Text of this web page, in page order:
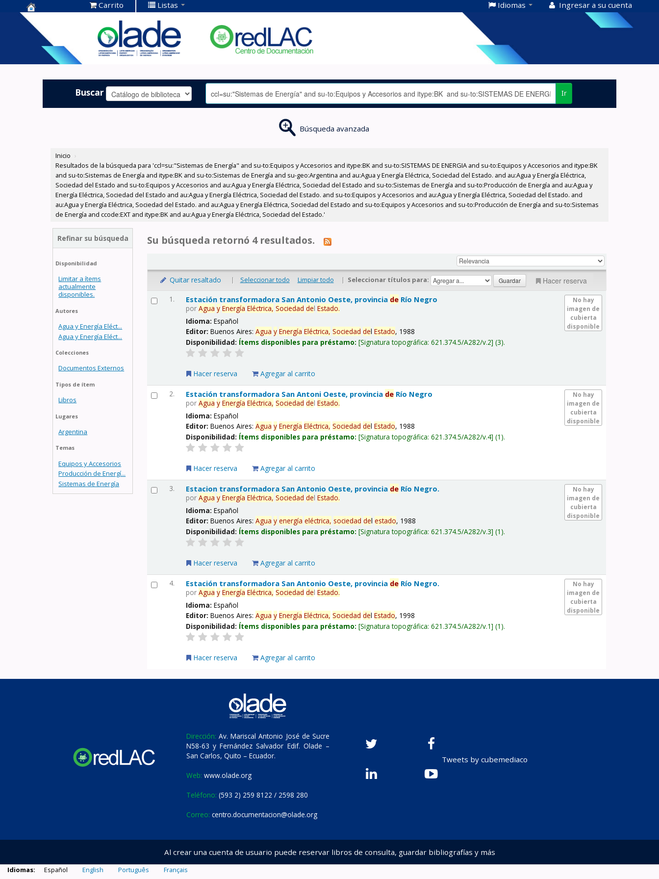
Centro de
Documentación
OLADE -
Carrito Listas Idiomas Ingresar a su cuenta
Buscar Ir
Búsqueda avanzada
Inicio ›
Resultados de la búsqueda para 'ccl=su:"Sistemas de Energía" and su-to:Equipos y Accesorios and itype:BK and su-to:SISTEMAS DE ENERGIA and su-to:Equipos y Accesorios and itype:BK
and su-to:Sistemas de Energía and itype:BK and su-to:Sistemas de Energía and su-geo:Argentina and au:Agua y Energía Eléctrica, Sociedad del Estado. and au:Agua y Energía Eléctrica,
Sociedad del Estado and su-to:Equipos y Accesorios and au:Agua y Energía Eléctrica, Sociedad del Estado and su-to:Sistemas de Energía and su-to:Producción de Energía and au:Agua y
Energía Eléctrica, Sociedad del Estado and au:Agua y Energía Eléctrica, Sociedad del Estado. and su-to:Equipos y Accesorios and au:Agua y Energía Eléctrica, Sociedad del Estado. and
au:Agua y Energía Eléctrica, Sociedad del Estado. and au:Agua y Energía Eléctrica, Sociedad del Estado and su-to:Equipos y Accesorios and su-to:Producción de Energía and su-to:Sistemas
de Energía and ccode:EXT and itype:BK and au:Agua y Energía Eléctrica, Sociedad del Estado.'
Refinar su búsqueda
Disponibilidad
Limitar a ítems
actualmente
disponibles.
Autores
Agua y Energía Eléct...
Agua y Energía Eléct...
Colecciones
Documentos Externos
Tipos de ítem
Libros
Lugares
Argentina
Temas
Equipos y Accesorios
Producción de Energí...
Sistemas de Energía
Su búsqueda retornó 4 resultados.
Quitar resaltado | Seleccionar todo Limpiar todo | Seleccionar títulos para: Hacer reserva
1.
No hay
imagen de
cubierta
disponible
Estación transformadora San Antonio Oeste, provincia de Río Negro
porAgua y Energía Eléctrica, Sociedad delEstado.
Idioma:Español
Editor:Buenos Aires:Agua y Energía Eléctrica, Sociedad delEstado, 1988
Disponibilidad: Ítems disponibles para préstamo: Signatura topográfica:621.374.5/A282/v.2 (3).
Hacer reserva Agregar al carrito
2.
No hay
imagen de
cubierta
disponible
Estación transformadora San Antoni Oeste, provincia de Río Negro
porAgua y Energía Eléctrica, Sociedad delEstado.
Idioma:Español
Editor:Buenos Aires:Agua y Energía Eléctrica, Sociedad delEstado, 1988
Disponibilidad: Ítems disponibles para préstamo: Signatura topográfica:621.374.5/A282/v.4 (1).
Hacer reserva Agregar al carrito
3.
No hay
imagen de
cubierta
disponible
Estacion transformadora San Antonio Oeste, provincia de Río Negro.
porAgua y Energía Eléctrica, Sociedad delEstado.
Idioma:Español
Editor:Buenos Aires:Agua y energía eléctrica, sociedad delestado, 1988
Disponibilidad: Ítems disponibles para préstamo: Signatura topográfica:621.374.5/A282/v.3 (1).
Hacer reserva Agregar al carrito
4.
No hay
imagen de
cubierta
disponible
Estación transformadora San Antonio Oeste, provincia de Río Negro.
porAgua y Energía Eléctrica, Sociedad delEstado.
Idioma:Español
Editor:Buenos Aires:Agua y Energía Eléctrica, Sociedad delEstado, 1998
Disponibilidad: Ítems disponibles para préstamo: Signatura topográfica:621.374.5/A282/v.1 (1).
Hacer reserva Agregar al carrito
Dirección: Av. Mariscal Antonio José de Sucre
N58-63 y Fernández Salvador Edif. Olade –
San Carlos, Quito – Ecuador.
Web: www.olade.org
Teléfono: (593 2) 259 8122 / 2598 280
Correo: centro.documentacion@olade.org
Tweets by cubemediaco
Al crear una cuenta de usuario puede reservar libros de consulta, guardar bibliografías y más
Idiomas: Español English Português Français